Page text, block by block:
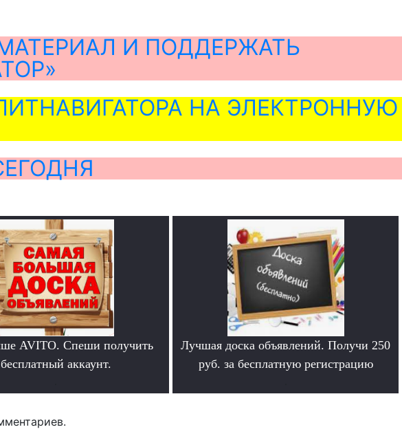
И ПОДДЕРЖАТЬ
НА ЭЛЕКТРОННУЮ
AVITO. Спеши получить
бесплатный аккаунт.
Лучшая доска объявлений. Получи 250
руб. за бесплатную регистрацию